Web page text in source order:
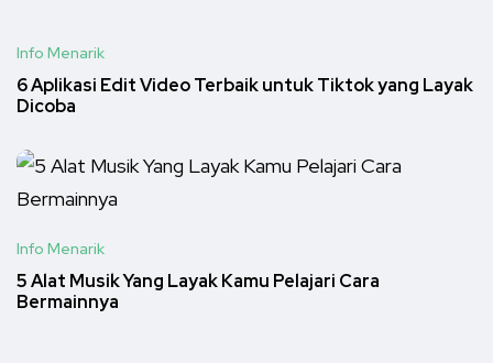
Info Menarik
6 Aplikasi Edit Video Terbaik untuk Tiktok yang Layak
Dicoba
Info Menarik
5 Alat Musik Yang Layak Kamu Pelajari Cara
Bermainnya